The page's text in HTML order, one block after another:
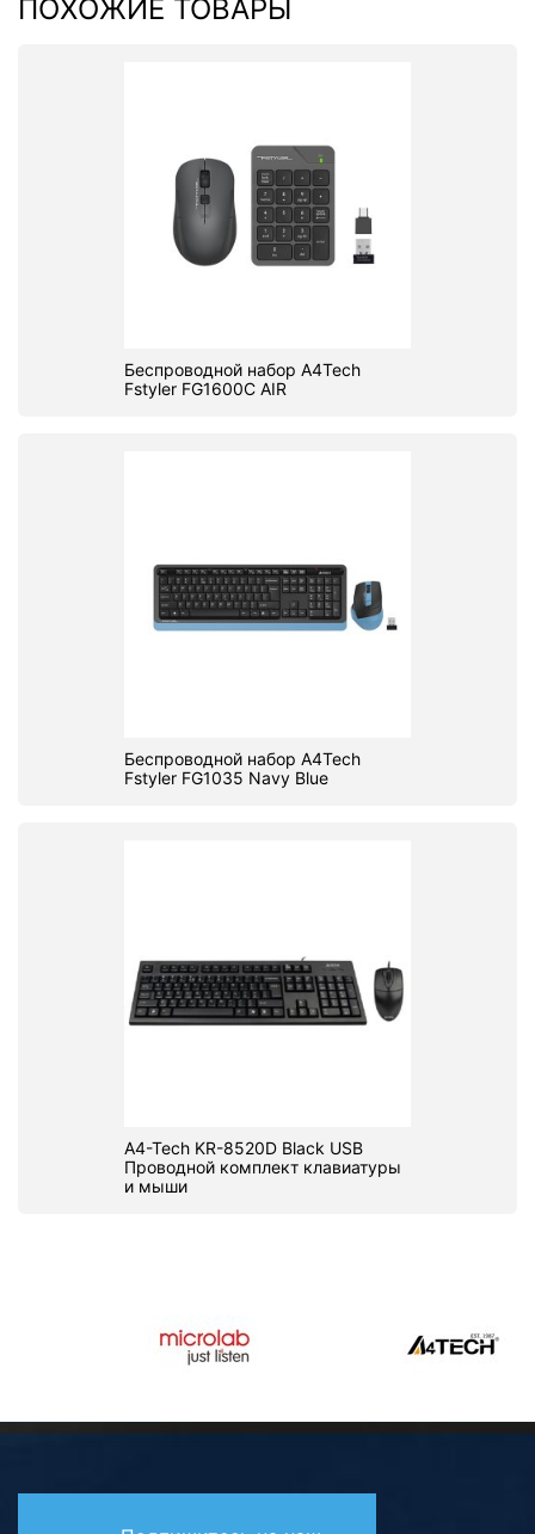
ПОХОЖИЕ ТОВАРЫ
Беспроводной набор A4Tech
Fstyler FG1600C AIR
Беспроводной набор A4Tech
Fstyler FG1035 Navy Blue
A4-Tech KR-8520D Black USB
Проводной комплект клавиатуры
и мыши